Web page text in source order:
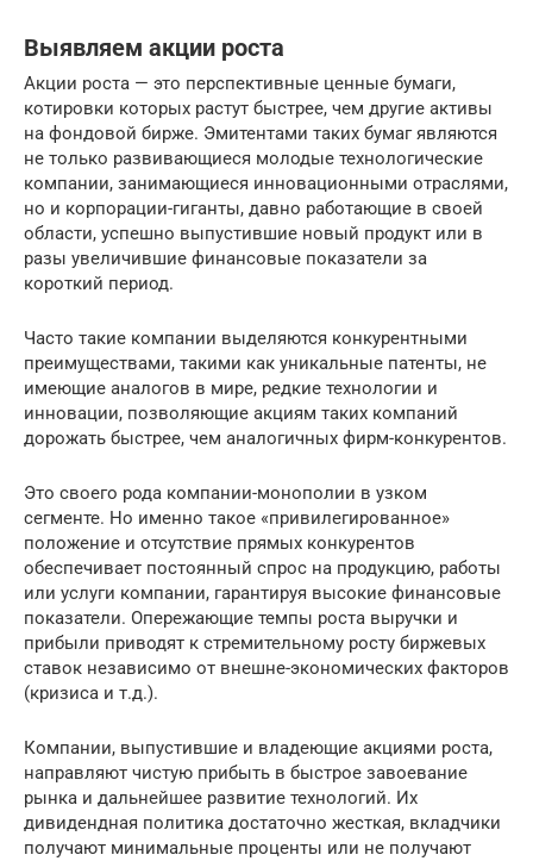
Выявляем акции роста
Акции роста — это перспективные ценные бумаги,
котировки которых растут быстрее, чем другие активы
на фондовой бирже. Эмитентами таких бумаг являются
не только развивающиеся молодые технологические
компании, занимающиеся инновационными отраслями,
но и корпорации-гиганты, давно работающие в своей
области, успешно выпустившие новый продукт или в
разы увеличившие финансовые показатели за
короткий период.
Часто такие компании выделяются конкурентными
преимуществами, такими как уникальные патенты, не
имеющие аналогов в мире, редкие технологии и
инновации, позволяющие акциям таких компаний
дорожать быстрее, чем аналогичных фирм-конкурентов.
Это своего рода компании-монополии в узком
сегменте. Но именно такое «привилегированное»
положение и отсутствие прямых конкурентов
обеспечивает постоянный спрос на продукцию, работы
или услуги компании, гарантируя высокие финансовые
показатели. Опережающие темпы роста выручки и
прибыли приводят к стремительному росту биржевых
ставок независимо от внешне-экономических факторов
(кризиса и т.д.).
Компании, выпустившие и владеющие акциями роста,
направляют чистую прибыть в быстрое завоевание
рынка и дальнейшее развитие технологий. Их
дивидендная политика достаточно жесткая, вкладчики
получают минимальные проценты или не получают